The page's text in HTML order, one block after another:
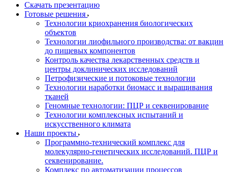
Скачать презентацию
Готовые решения
Технологии криохранения биологических
объектов
Технологии лиофильного производства: от вакцин
до пищевых компонентов
Контроль качества лекарственных средств и
центры доклинических исследований
Петрофизические и потоковые технологии
Технологии наработки биомасс и выращивания
тканей
Геномные технологии: ПЦР и секвенирование
Технологии комплексных испытаний и
искусственного климата
Наши проекты
Программно-технический комплекс для
молекулярно-генетических исследований. ПЦР и
секвенирование.
Комплекс по автоматизации процессов